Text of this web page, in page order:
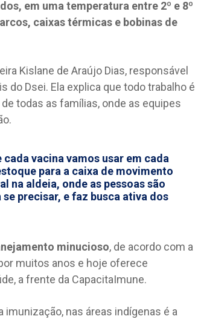
em uma temperatura entre 2º e 8º
caixas térmicas e bobinas de
Kislane de Araújo Dias, responsável
Dsei. Ela explica que todo trabalho é
todas as famílias, onde as equipes
vacina vamos usar em cada
para a caixa de movimento
na aldeia, onde as pessoas são
precisar, e faz busca ativa dos
minucioso, de acordo com a
muitos anos e hoje oferece
a frente da CapacitaImune.
nas áreas indígenas é a